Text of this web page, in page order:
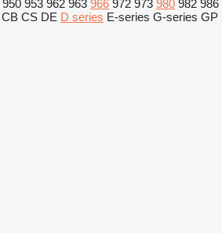
950 953 962 963 966 972 973 980 982 986
CB CS DE D series E-series G-series GP